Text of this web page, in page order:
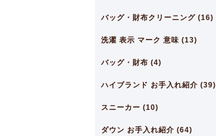
バッグ・財布クリーニング (16)
洗濯 表示 マーク 意味 (13)
バッグ・財布 (4)
ハイブランド お手入れ紹介 (39)
スニーカー (10)
ダウン お手入れ紹介 (64)